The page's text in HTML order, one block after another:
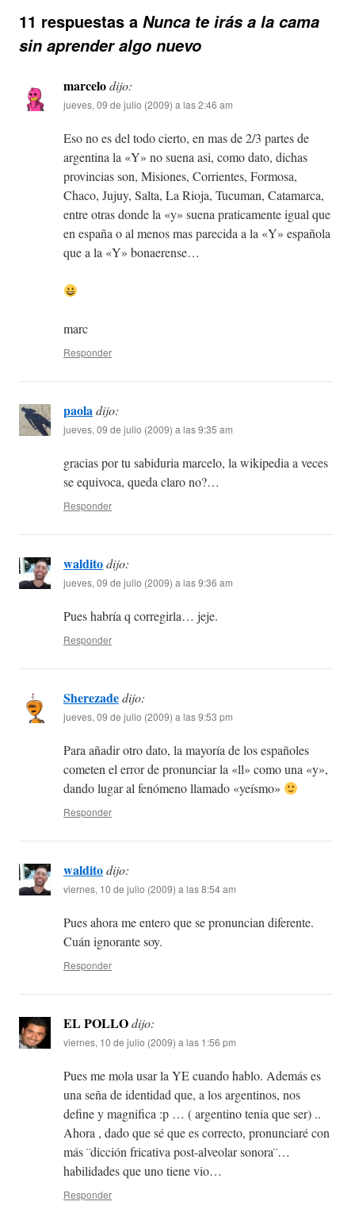
11 respuestas a Nunca te irás a la cama
sin aprender algo nuevo
marcelodijo:
jueves, 09 de julio (2009) a las 2:46 am
Eso no es del todo cierto, en mas de 2/3 partes de
argentina la «Y» no suena asi, como dato, dichas
provincias son, Misiones, Corrientes, Formosa,
Chaco, Jujuy, Salta, La Rioja, Tucuman, Catamarca,
entre otras donde la «y» suena praticamente igual que
en españa o al menos mas parecida a la «Y» española
que a la «Y» bonaerense…
marc
Responder
paoladijo:
jueves, 09 de julio (2009) a las 9:35 am
gracias por tu sabiduria marcelo, la wikipedia a veces
se equivoca, queda claro no?…
Responder
walditodijo:
jueves, 09 de julio (2009) a las 9:36 am
Pues habría q corregirla… jeje.
Responder
Sherezadedijo:
jueves, 09 de julio (2009) a las 9:53 pm
Para añadir otro dato, la mayoría de los españoles
cometen el error de pronunciar la «ll» como una «y»,
dando lugar al fenómeno llamado «yeísmo»
Responder
walditodijo:
viernes, 10 de julio (2009) a las 8:54 am
Pues ahora me entero que se pronuncian diferente.
Cuán ignorante soy.
Responder
EL POLLOdijo:
viernes, 10 de julio (2009) a las 1:56 pm
Pues me mola usar la YE cuando hablo. Además es
una seña de identidad que, a los argentinos, nos
define y magnifica :p … ( argentino tenia que ser) ..
Ahora , dado que sé que es correcto, pronunciaré con
más ¨dicción fricativa post-alveolar sonora¨…
habilidades que uno tiene vio…
Responder